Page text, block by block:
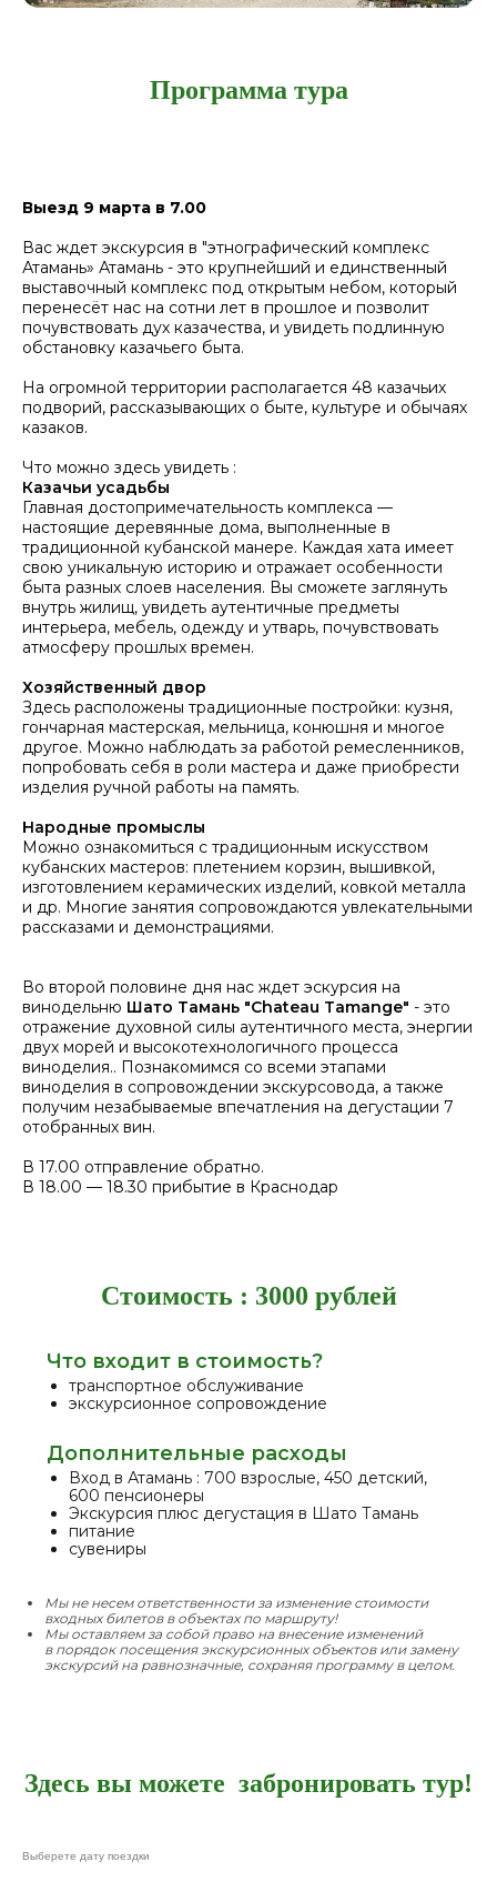
Программа тура
Выезд 9 марта в 7.00
Вас ждет экскурсия в "этнографический комплекс
Атамань» Атамань - это крупнейший и единственный
выставочный комплекс под открытым небом, который
перенесёт нас на сотни лет в прошлое и позволит
почувствовать дух казачества, и увидеть подлинную
обстановку казачьего быта.
На огромной территории располагается 48 казачьих
подворий, рассказывающих о быте, культуре и обычаях
казаков.
Что можно здесь увидеть :
Казачьи усадьбы
Главная достопримечательность комплекса —
настоящие деревянные дома, выполненные в
традиционной кубанской манере. Каждая хата имеет
свою уникальную историю и отражает особенности
быта разных слоев населения. Вы сможете заглянуть
внутрь жилищ, увидеть аутентичные предметы
интерьера, мебель, одежду и утварь, почувствовать
атмосферу прошлых времен.
Хозяйственный двор
Здесь расположены традиционные постройки: кузня,
гончарная мастерская, мельница, конюшня и многое
другое. Можно наблюдать за работой ремесленников,
попробовать себя в роли мастера и даже приобрести
изделия ручной работы на память.
Народные промыслы
Можно ознакомиться с традиционным искусством
кубанских мастеров: плетением корзин, вышивкой,
изготовлением керамических изделий, ковкой металла
и др. Многие занятия сопровождаются увлекательными
рассказами и демонстрациями.
Во второй половине дня нас ждет эскурсия на
винодельню Шато Тамань "Chateau Tamange" - это
отражение духовной силы аутентичного места, энергии
двух морей и высокотехнологичного процесса
виноделия.. Познакомимся со всеми этапами
виноделия в сопровождении экскурсовода, а также
получим незабываемые впечатления на дегустации 7
отобранных вин.
В 17.00 отправление обратно.
В 18.00 — 18.30 прибытие в Краснодар
Стоимость : 3000 рублей
Что входит в стоимость?
транспортное обслуживание
экскурсионное сопровождение
Дополнительные расходы
Вход в Атамань : 700 взрослые, 450 детский,
600 пенсионеры
Экскурсия плюс дегустация в Шато Тамань
питание
сувениры
Мы не несем ответственности за изменение стоимости
входных билетов в объектах по маршруту!
Мы оставляем за собой право на внесение изменений
в порядок посещения экскурсионных объектов или замену
экскурсий на равнозначные, сохраняя программу в целом.
Здесь вы можете забронировать тур!
Выберете дату поездки